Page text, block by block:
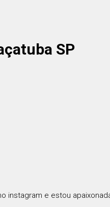
SP
instagram e estou